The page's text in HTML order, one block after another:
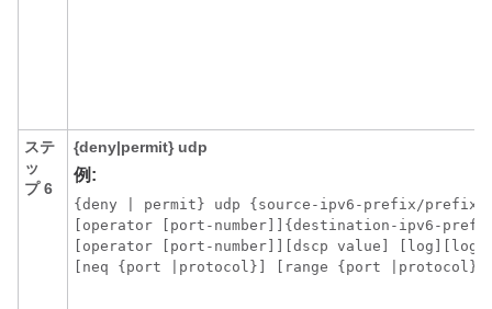
ステ
ッ
プ 6
{deny|permit} udp
例:
{deny | permit} udp {source-ipv6-prefix/prefix-
[operator [port-number]]{destination-ipv6-
[operator [port-number]][dscp value]
[neq {port |protocol}] [range {port |protocol}]